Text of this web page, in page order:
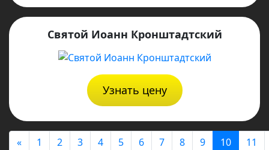
Святой Иоанн Кронштадтский
Узнать цену
« 1 2 3 4 5 6 7 8 9 10 11